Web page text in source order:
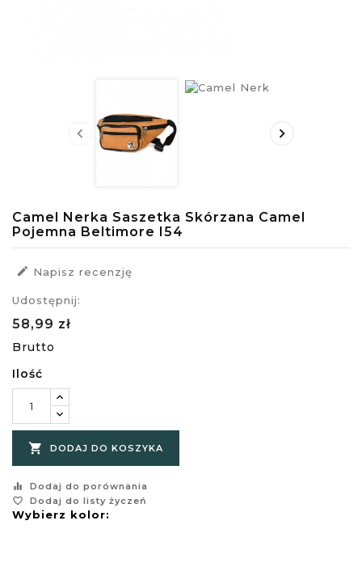
 
Camel Nerka Saszetka Skórzana Camel
Pojemna Beltimore I54
 Napisz recenzję
Udostępnij:
58,99 zł
Brutto
Ilość
 DODAJ DO KOSZYKA
equalizer
Dodaj do porównania
favorite_border
Dodaj do listy życzeń
Wybierz kolor: